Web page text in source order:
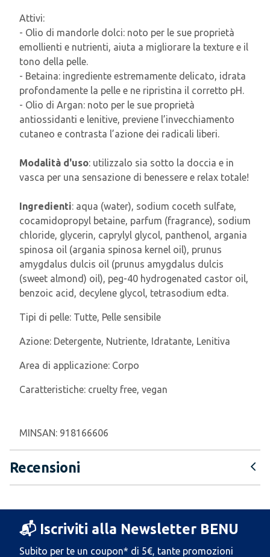
Attivi:
- Olio di mandorle dolci: noto per le sue proprietà
emollienti e nutrienti, aiuta a migliorare la texture e il
tono della pelle.
- Betaina: ingrediente estremamente delicato, idrata
profondamente la pelle e ne ripristina il corretto pH.
- Olio di Argan: noto per le sue proprietà
antiossidanti e lenitive, previene l’invecchiamento
cutaneo e contrasta l’azione dei radicali liberi.
Modalità d'uso: utilizzalo sia sotto la doccia e in
vasca per una sensazione di benessere e relax totale!
Ingredienti: aqua (water), sodium coceth sulfate,
cocamidopropyl betaine, parfum (fragrance), sodium
chloride, glycerin, caprylyl glycol, panthenol, argania
spinosa oil (argania spinosa kernel oil), prunus
amygdalus dulcis oil (prunus amygdalus dulcis
(sweet almond) oil), peg-40 hydrogenated castor oil,
benzoic acid, decylene glycol, tetrasodium edta.
Tipi di pelle: Tutte, Pelle sensibile
Azione: Detergente, Nutriente, Idratante, Lenitiva
Area di applicazione: Corpo
Caratteristiche: cruelty free, vegan
MINSAN: 918166606
Recensioni
📬 Iscriviti alla Newsletter BENU
Subito per te un coupon* di 5€, tante promozioni